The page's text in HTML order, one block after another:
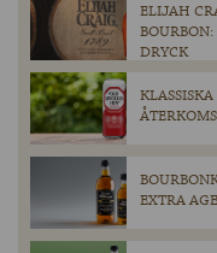
ELIJAH
DRYCK
EXTRA